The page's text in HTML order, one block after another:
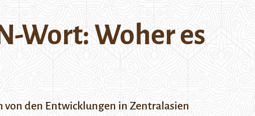
Wort: Woher es
von den Entwicklungen in Zentralasien